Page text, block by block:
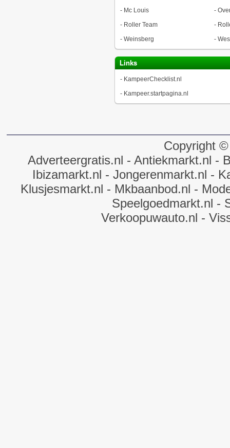
- Mc Louis -
- Roller Team -
- Weinsberg -
Links
- KampeerChecklist.nl
- Kampeer.startpagina.nl
Copyright
Adverteergratis.nl - Antiekmarkt.nl -
Ibizamarkt.nl - Jongerenmarkt.nl -
Klusjesmarkt.nl - Mkbaanbod.nl -
Speelgoedmarkt.nl -
Verkoopuwauto.nl -